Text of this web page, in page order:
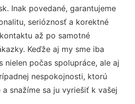
Inak povedané, garantujeme
serióznosť a korektné
až po samotné
Keďže aj my sme iba
nielen počas spolupráce, ale aj
nespokojnosti, ktorú
snažíme sa ju vyriešiť k vašej